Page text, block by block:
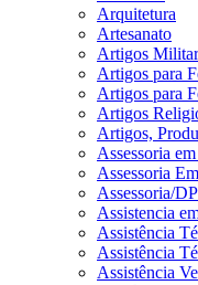
Arquitetura
Artesanato
Artigos
Artigos para
Artigos para
Artigos
Artigos,
Assessoria
Assessoria
Assessoria/
Assistencia
Assistência
Assistência
Assistência